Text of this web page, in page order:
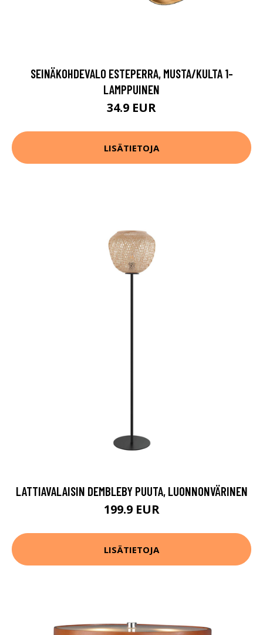
SEINÄKOHDEVALO ESTEPERRA, MUSTA/KULTA 1-
LAMPPUINEN
34.9 EUR
LISÄTIETOJA
LATTIAVALAISIN DEMBLEBY PUUTA, LUONNONVÄRINEN
199.9 EUR
LISÄTIETOJA